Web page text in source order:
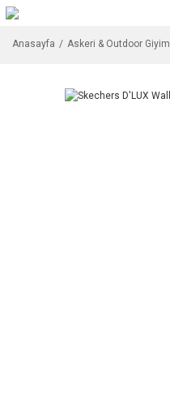
Anasayfa Askeri & Outdoor Giyim